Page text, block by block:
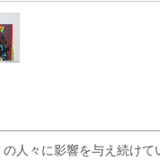
人々に影響を与え続け